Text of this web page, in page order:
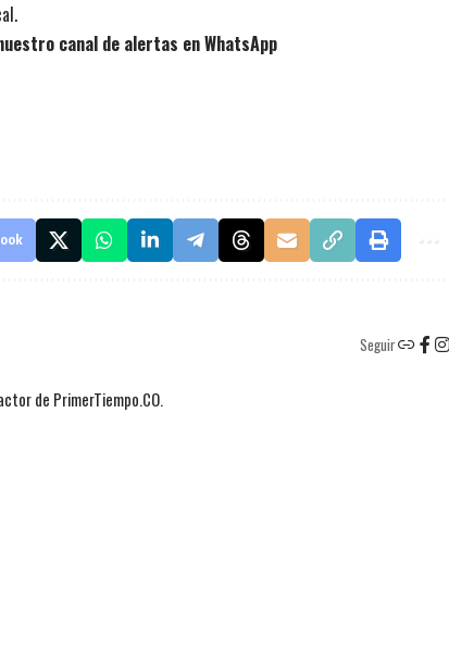
canal de alertas en WhatsApp
Seguir
de PrimerTiempo.CO.